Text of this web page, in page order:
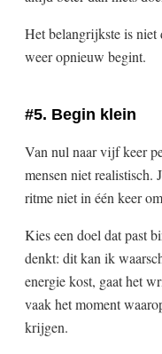
Het belangrijkste is niet
weer opnieuw begint.
#5. Begin klein
Van nul naar vijf keer
mensen niet realistisch.
ritme niet in één keer
Kies een doel dat past
denkt: dit kan ik
energie kost, gaat het
vaak het moment
krijgen.